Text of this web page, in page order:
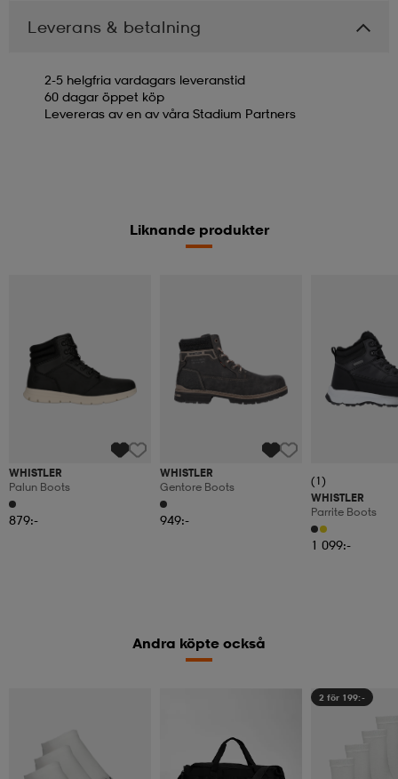
Leverans & betalning
2-5 helgfria vardagars leveranstid
60 dagar öppet köp
Levereras av en av våra Stadium Partners
Liknande produkter
WHISTLER
Palun Boots
879:-
WHISTLER
Gentore Boots
949:-
(1)
WHISTLER
Parrite Boots
1 099:-
Andra köpte också
2 för 199:-